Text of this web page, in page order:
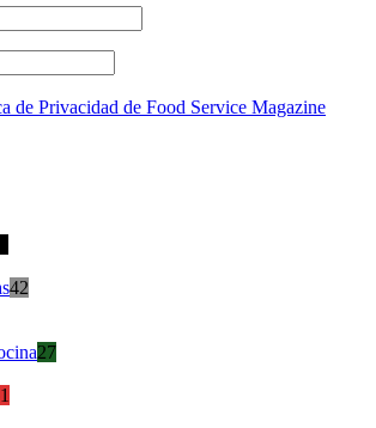
de Privacidad de Food Service Magazine
42
27